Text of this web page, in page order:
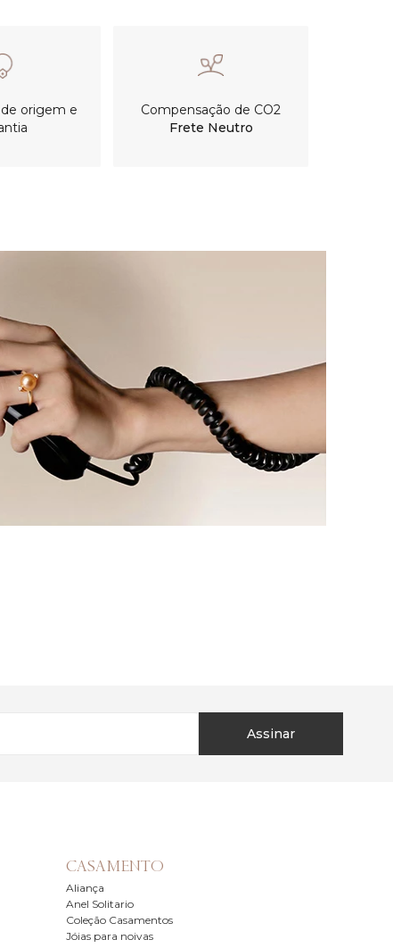
de origem e
Compensação de CO2
Frete Neutro
Assinar
CASAMENTO
Aliança
Anel Solitario
Coleção Casamentos
Jóias para noivas